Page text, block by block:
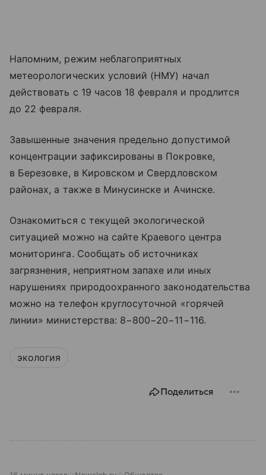
Напомним, режим неблагоприятных
метеорологических условий (НМУ) начал
действовать с 19 часов 18 февраля и продлится
до 22 февраля.
Завышенные значения предельно допустимой
концентрации зафиксированы в Покровке,
в Березовке, в Кировском и Свердловском
районах, а также в Минусинске и Ачинске.
Ознакомиться с текущей экологической
ситуацией можно на сайте Краевого центра
мониторинга. Сообщать об источниках
загрязнения, неприятном запахе или иных
нарушениях природоохранного законодательства
можно на телефон круглосуточной «горячей
линии» министерства: 8−800−20−11−116.
экология
Поделиться